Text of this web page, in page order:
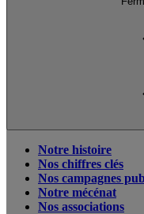
Notre histoire
Nos chiffres clés
Nos campagnes
Notre mécénat
Nos associations